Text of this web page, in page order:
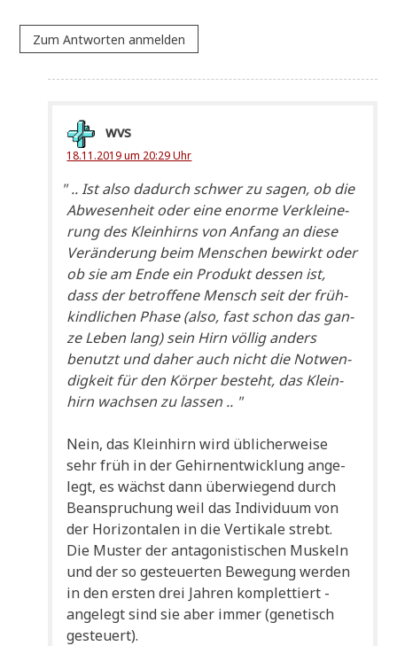
Zum Antworten anmelden
wvs
18.11.2019 um 20:29 Uhr
".. Ist also dadurch schwer zu sagen, ob die
Abwe­sen­heit oder eine enor­me Ver­klei­ne­
rung des Klein­hirns von Anfang an die­se
Ver­än­de­rung beim Men­schen bewirkt oder
ob sie am Ende ein Pro­dukt des­sen ist,
dass der betrof­fe­ne Mensch seit der früh­
kind­li­chen Pha­se (also, fast schon das gan­
ze Leben lang) sein Hirn völ­lig anders
benutzt und daher auch nicht die Not­wen­
dig­keit für den Kör­per besteht, das Klein­
hirn wach­sen zu lassen .. "
Nein, das Klein­hirn wird übli­cher­wei­se
sehr früh in der Gehirn­ent­wick­lung ange­
legt, es wächst dann über­wie­gend durch
Bean­spru­chung weil das Indi­vi­du­um von
der Hori­zon­ta­len in die Ver­ti­ka­le strebt.
Die Muster der ant­ago­ni­sti­schen Mus­keln
und der so gesteu­er­ten Bewe­gung wer­den
in den ersten drei Jah­ren kom­plet­tiert -
ange­legt sind sie aber immer (gene­tisch
gesteuert).